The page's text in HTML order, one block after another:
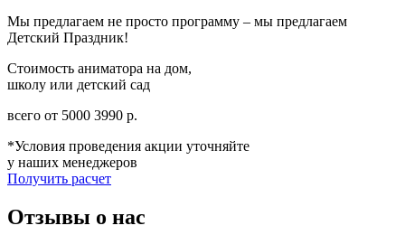
Мы предлагаем не просто программу – мы предлагаем
Детский Праздник!
Стоимость аниматора на дом,
школу или детский сад
всего от 5000 3990 р.
*Условия проведения акции уточняйте
у наших менеджеров
Получить расчет
Отзывы о нас